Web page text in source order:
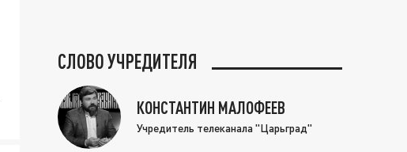
СЛОВО УЧРЕДИТЕЛЯ
КОНСТАНТИН МАЛОФЕЕВ
Учредитель телеканала "Царьград"